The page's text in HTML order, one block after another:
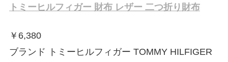
トミーヒルフィガー 財布 レザー 二つ折り財布
￥ 6,380
ブランド トミーヒルフィガー TOMMY HILFIGER